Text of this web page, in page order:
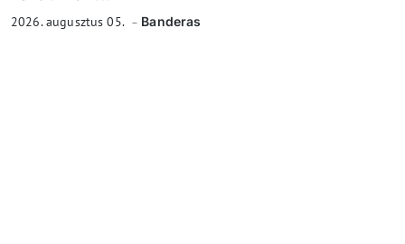
2026. augusztus 05. Banderas